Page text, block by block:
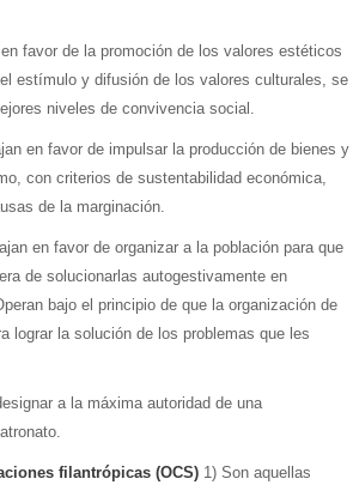
favor de la promoción de los valores estéticos
estímulo y difusión de los valores culturales, se
niveles de convivencia social.
en favor de impulsar la producción de bienes y
con criterios de sustentabilidad económica,
de la marginación.
en favor de organizar a la población para que
de solucionarlas autogestivamente en
bajo el principio de que la organización de
lograr la solución de los problemas que les
a la máxima autoridad de una
filantrópicas (OCS) 1) Son aquellas